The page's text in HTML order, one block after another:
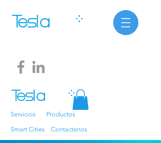
Servicios
Productos
Smart Cities
Contactenos